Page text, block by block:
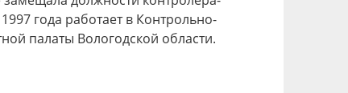
года работает в Контрольно-
палаты Вологодской области.